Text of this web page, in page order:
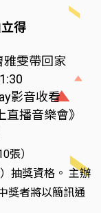
得
雅雯帶回家
影音收看
播音樂會》
張）
抽獎資格。 主辦
獎者將以簡訊通